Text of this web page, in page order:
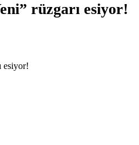
rüzgarı esiyor!